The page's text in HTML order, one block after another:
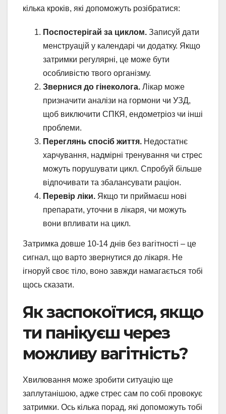
кілька кроків, які допоможуть розібратися:
Поспостерігай за циклом. Записуй дати
менструацій у календарі чи додатку. Якщо
затримки регулярні, це може бути
особливістю твого організму.
Звернися до гінеколога. Лікар може
призначити аналізи на гормони чи УЗД,
щоб виключити СПКЯ, ендометріоз чи інші
проблеми.
Переглянь спосіб життя. Недостатнє
харчування, надмірні тренування чи стрес
можуть порушувати цикл. Спробуй більше
відпочивати та збалансувати раціон.
Перевір ліки. Якщо ти приймаєш нові
препарати, уточни в лікаря, чи можуть
вони впливати на цикл.
Затримка довше 10-14 днів без вагітності – це
сигнал, що варто звернутися до лікаря. Не
ігноруй своє тіло, воно завжди намагається тобі
щось сказати.
Як заспокоїтися, якщо
ти панікуєш через
можливу вагітність?
Хвилювання може зробити ситуацію ще
заплутанішою, адже стрес сам по собі провокує
затримки. Ось кілька порад, які допоможуть тобі